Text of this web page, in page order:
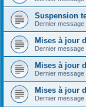
Suspension
Dernier message
Mises à jour
Dernier message
Mises à jour
Dernier message
Mises à jour
Dernier message